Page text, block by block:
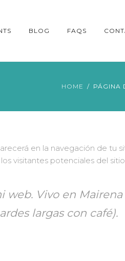
BLOG FAQS
HOME PÁGINA
en la navegación de tu
visitantes potenciales del
web. Vivo en
largas con café).